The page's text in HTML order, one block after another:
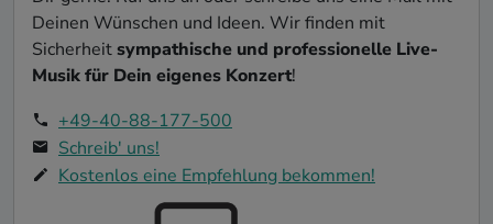
Deinen Wünschen und Ideen. Wir finden mit
Sicherheitsympathische und professionelle Live-
Musik für Dein eigenes Konzert!
+49-40-88-177-500
Schreib' uns!
Kostenlos eine Empfehlung bekommen!